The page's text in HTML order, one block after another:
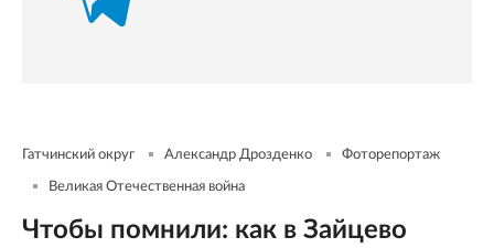
Гатчинский округ Александр Дрозденко Фоторепортаж
Великая Отечественная война
Чтобы помнили: как в Зайцево